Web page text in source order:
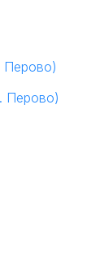
Перово)
Перово)